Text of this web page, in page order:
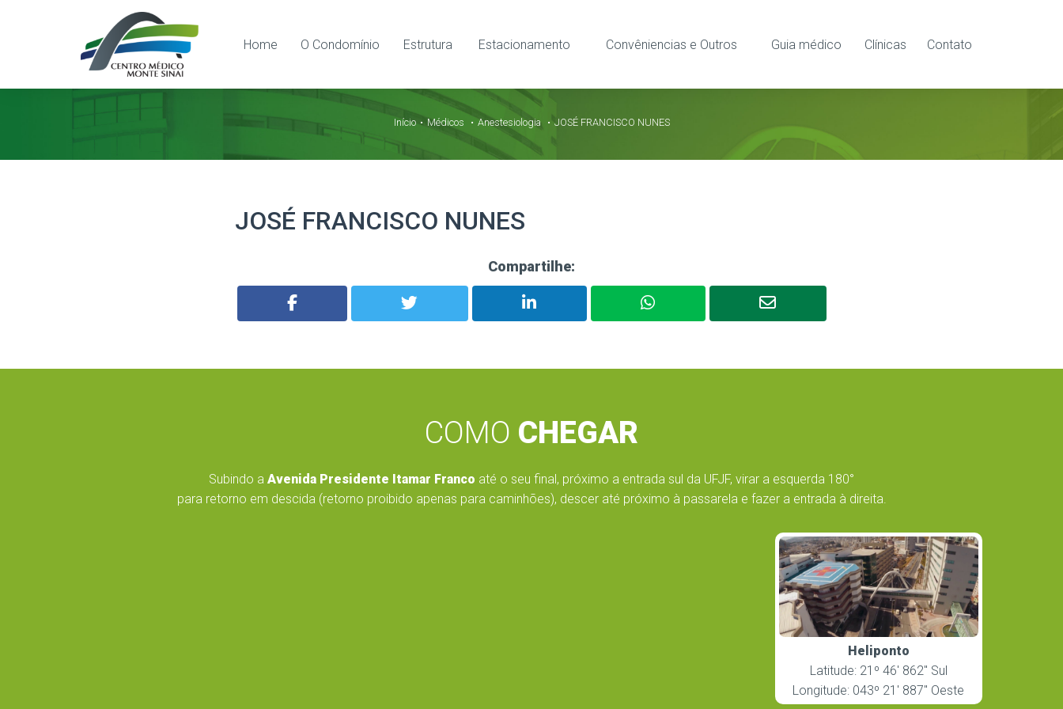
Home O Condomínio Estrutura Estacionamento Convêniencias e Outros Guia médico Clínicas Contato
Início Médicos Anestesiologia JOSÉ FRANCISCO NUNES
JOSÉ FRANCISCO NUNES
Compartilhe:
COMO CHEGAR
Subindo a Avenida Presidente Itamar Franco até o seu final, próximo a entrada sul da UFJF, virar a esquerda 180°
para retorno em descida (retorno proibido apenas para caminhões), descer até próximo à passarela e fazer a entrada à direita.
Heliponto
Latitude: 21º 46′ 862″ Sul
Longitude: 043º 21′ 887″ Oeste